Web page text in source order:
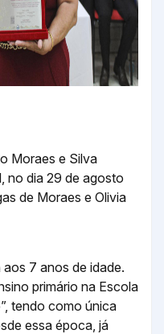
Moraes e Silva
no dia 29 de agosto
de Moraes e Olivia
7 anos de idade.
primário na Escola
tendo como única
essa época, já